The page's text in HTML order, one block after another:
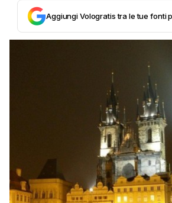
Aggiungi Vologratis tra le tue fonti